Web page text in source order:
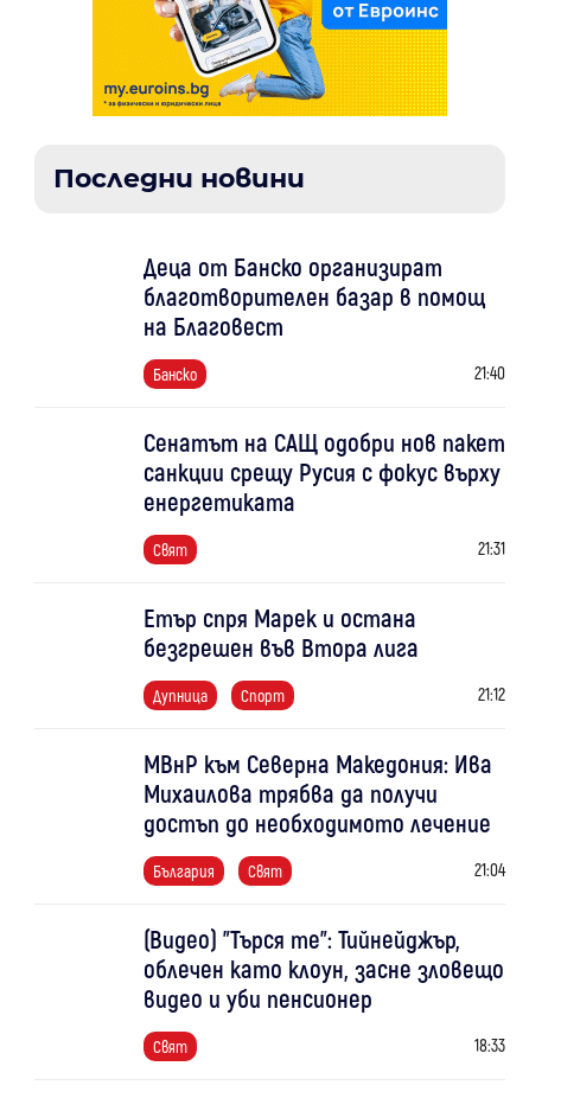
Последни новини
Деца от Банско организират
благотворителен базар в помощ
на Благовест
Банско 21:40
Сенатът на САЩ одобри нов пакет
санкции срещу Русия с фокус върху
енергетиката
Свят 21:31
Етър спря Марек и остана
безгрешен във Втора лига
Дупница Спорт 21:12
МВнР към Северна Македония: Ива
Михаилова трябва да получи
достъп до необходимото лечение
България Свят 21:04
(Видео) "Търся те": Тийнейджър,
облечен като клоун, засне зловещо
видео и уби пенсионер
Свят 18:33